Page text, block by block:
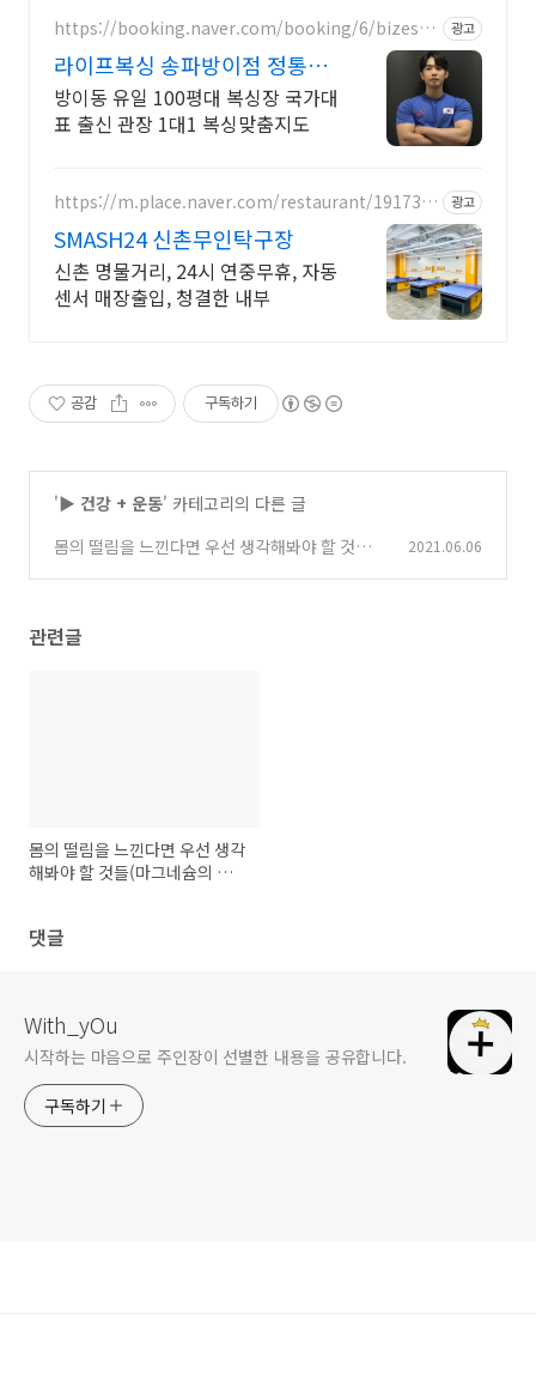
https://booking.naver.com/booking/6/bizes/1
광고
라이프복싱 송파방이점 정통복
싱 키즈복싱 취미반모집
방이동 유일 100평대 복싱장 국가대
표 출신 관장 1대1 복싱맞춤지도
https://m.place.naver.com/restaurant/191733
광고
SMASH24 신촌무인탁구장
신촌 명물거리, 24시 연중무휴, 자동
센서 매장출입, 청결한 내부
공감 구독하기
'▶ 건강 + 운동' 카테고리의 다른 글
몸의 떨림을 느낀다면 우선 생각해봐야 할 것들
2021.06.06
관련글
몸의 떨림을 느낀다면 우선 생각
해봐야 할 것들(마그네슘의 부족
댓글
With_yOu
시작하는 마음으로 주인장이 선별한 내용을 공유합니다.
구독하기